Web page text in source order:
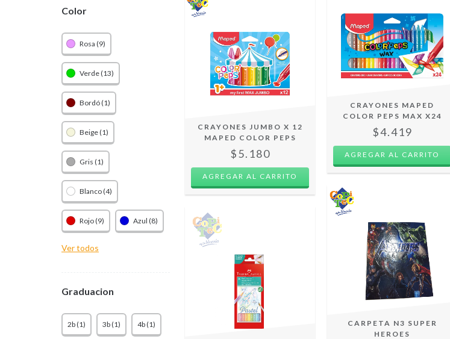
Color
Rosa (9)
Verde (13)
Bordó (1)
Beige (1)
Gris (1)
Blanco (4)
Rojo (9) Azul (8)
Ver todos
Graduacion
2b (1) 3b (1) 4b (1)
CRAYONES JUMBO X 12
MAPED COLOR PEPS
$5.180
CRAYONES MAPED
COLOR PEPS MAX X24
$4.419
CARPETA N3 SUPER
HEROES